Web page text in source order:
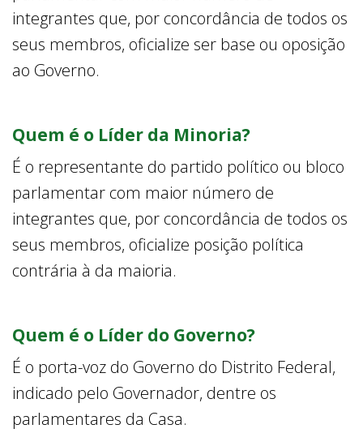
integrantes que, por concordância de todos os
seus membros, oficialize ser base ou oposição
ao Governo.
Quem é o Líder da Minoria?
É o representante do partido político ou bloco
parlamentar com maior número de
integrantes que, por concordância de todos os
seus membros, oficialize posição política
contrária à da maioria.
Quem é o Líder do Governo?
É o porta-voz do Governo do Distrito Federal,
indicado pelo Governador, dentre os
parlamentares da Casa.